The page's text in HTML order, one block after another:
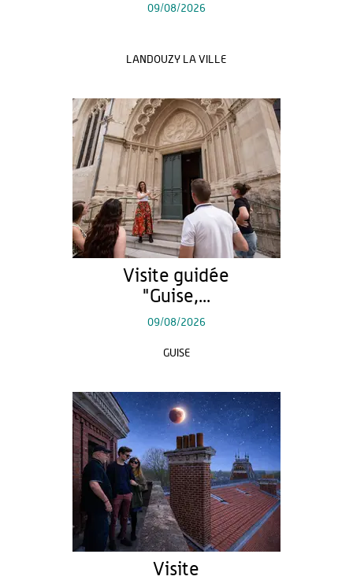
09/08/2026
LANDOUZY LA VILLE
Visite guidée
"Guise,...
09/08/2026
GUISE
Visite